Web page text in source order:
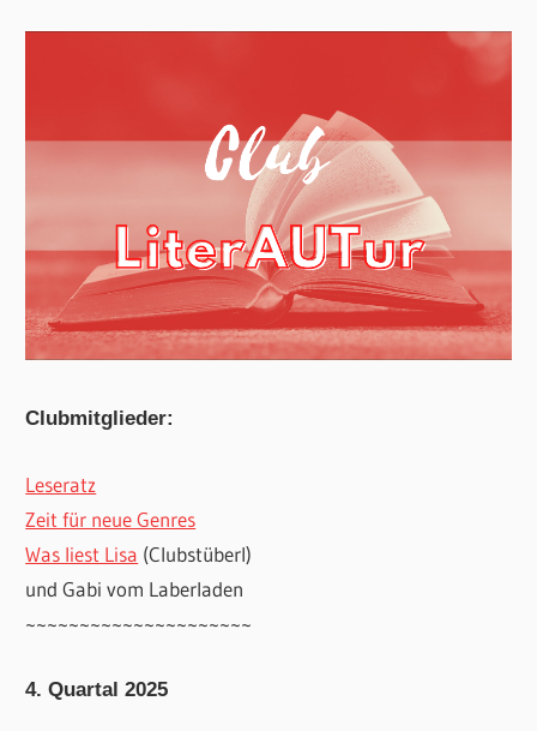
Clubmitglieder:
Leseratz
Zeit für neue Genres
Was liest Lisa (Clubstüberl)
und Gabi vom Laberladen
~~~~~~~~~~~~~~~~~~~~~
4. Quartal 2025